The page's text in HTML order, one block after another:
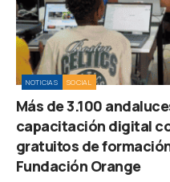
NOTICIAS SOCIAL
Más de 3.100
capacitación digital
gratuitos de
Fundación Orange